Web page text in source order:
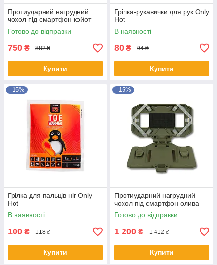
Протиударний нагрудний
чохол під смартфон койот
Готово до відправки
750 ₴ 882 ₴
Купити
Грілка-рукавички для рук Only
Hot
В наявності
80 ₴ 94 ₴
Купити
–15%
Грілка для пальців ніг Only
Hot
В наявності
100 ₴ 118 ₴
Купити
–15%
Протиударний нагрудний
чохол під смартфон олива
Готово до відправки
1 200 ₴ 1 412 ₴
Купити